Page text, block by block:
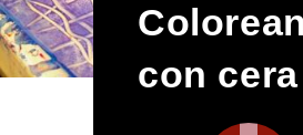
con cera